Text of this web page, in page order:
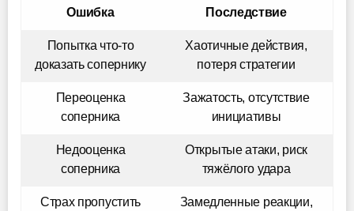
Ошибка Последствие
Попытка что-то
доказать сопернику
Хаотичные действия,
потеря стратегии
Переоценка
соперника
Зажатость, отсутствие
инициативы
Недооценка
соперника
Открытые атаки, риск
тяжёлого удара
Страх пропустить
Замедленные реакции,